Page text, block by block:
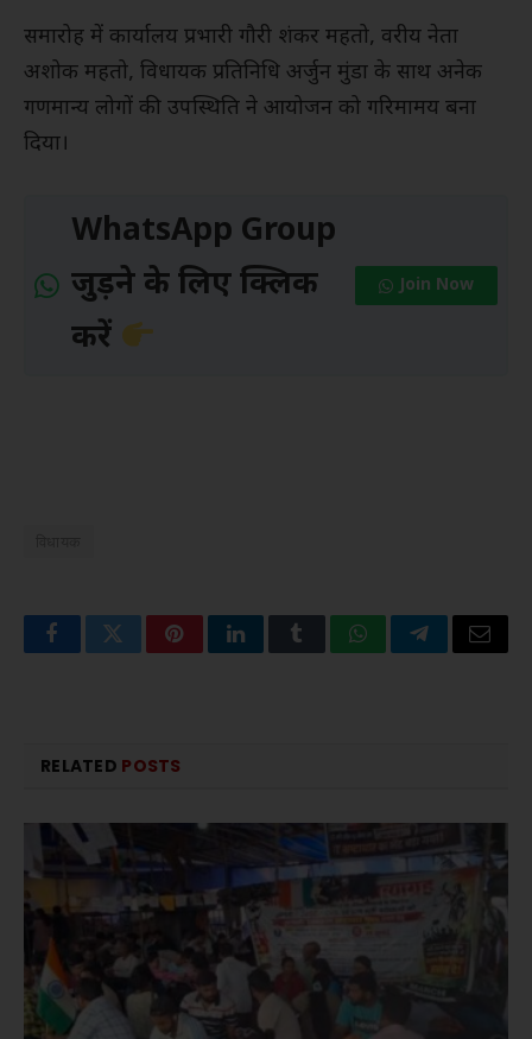
समारोह में कार्यालय प्रभारी गौरी शंकर महतो, वरीय नेता
अशोक महतो, विधायक प्रतिनिधि अर्जुन मुंडा के साथ अनेक
गणमान्य लोगों की उपस्थिति ने आयोजन को गरिमामय बना
दिया।
WhatsApp Group
जुड़ने के लिए क्लिक
करें
Join Now
FacebookTwitterPinterestLinkedInTumblrWhatsAppTelegramEmail
RELATED POSTS